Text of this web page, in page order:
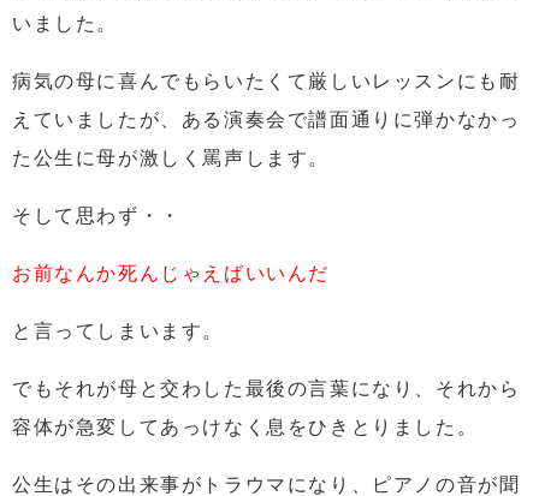
いました。
病気の母に喜んでもらいたくて厳しいレッスンにも耐
えていましたが、ある演奏会で譜面通りに弾かなかっ
た公生に母が激しく罵声します。
そして思わず・・
お前なんか死んじゃえばいいんだ
と言ってしまいます。
でもそれが母と交わした最後の言葉になり、 それから
容体が急変してあっけなく息をひきとりました。
公生はその出来事がトラウマになり、ピアノの音が聞